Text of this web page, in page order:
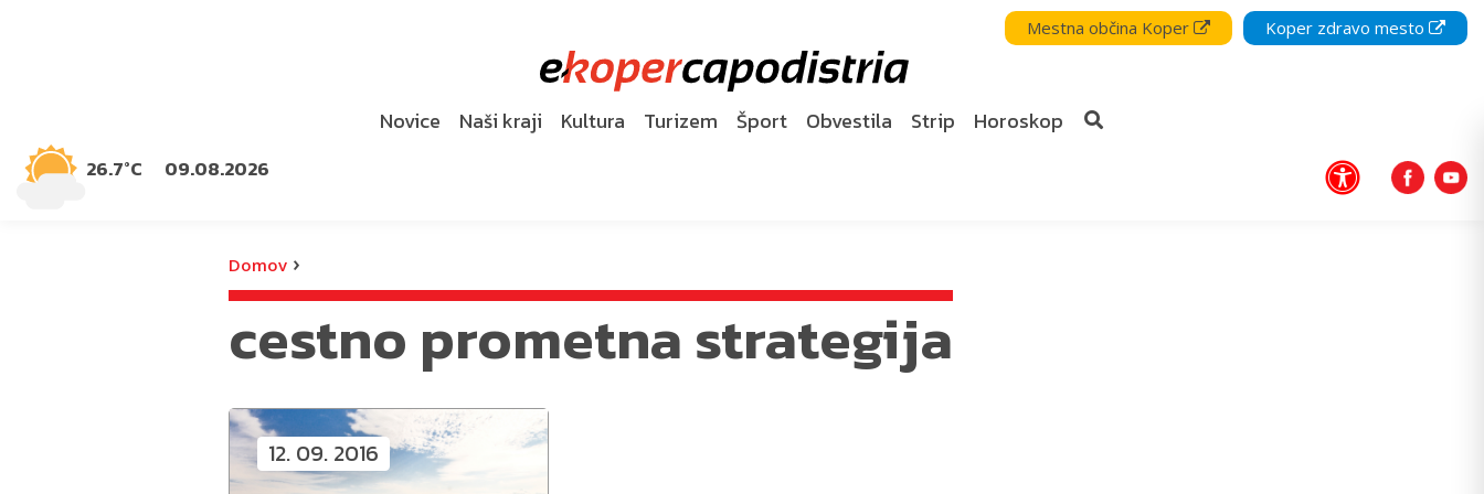
Mestna občina Koper Koper zdravo mesto
26.7°C 09.08.2026
Novice Naši kraji Kultura Turizem Šport Obvestila Strip Horoskop
Domov ›
cestno prometna strategija
12. 09. 2016